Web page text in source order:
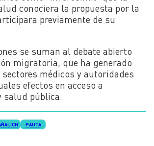
conociera la propuesta por la
previamente de su
se suman al debate abierto
migratoria, que ha generado
sectores médicos y autoridades
efectos en acceso a
salud pública.
PAUTA